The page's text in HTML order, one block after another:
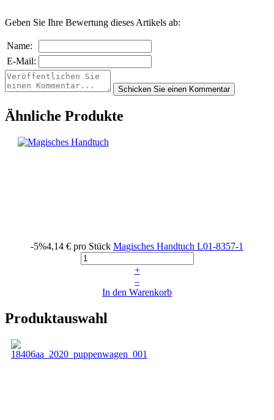
Geben Sie Ihre Bewertung dieses Artikels ab:
Name:
E-Mail:
Ähnliche Produkte
-5%4,14 € pro Stück Magisches Handtuch L01-8357-1
+
–
In den Warenkorb
Produktauswahl